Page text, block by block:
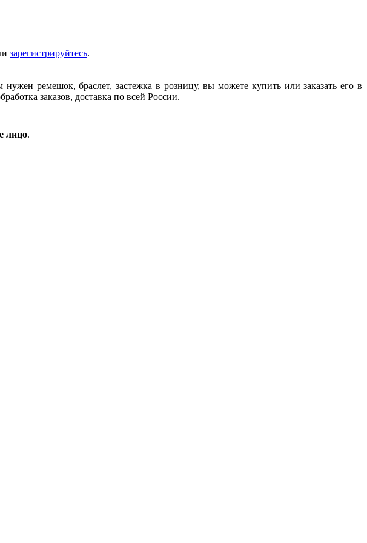
зарегистрируйтесь.
ремешок, браслет, застежка в розницу, вы можете купить или заказать его в
заказов, доставка по всей России.
лицо.